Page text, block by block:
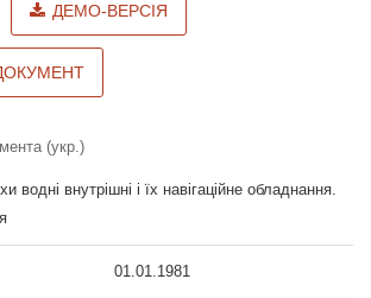
ДЕМО-ВЕРСІЯ
(укр.)
внутрішні і їх навігаційне обладнання.
01.01.1981